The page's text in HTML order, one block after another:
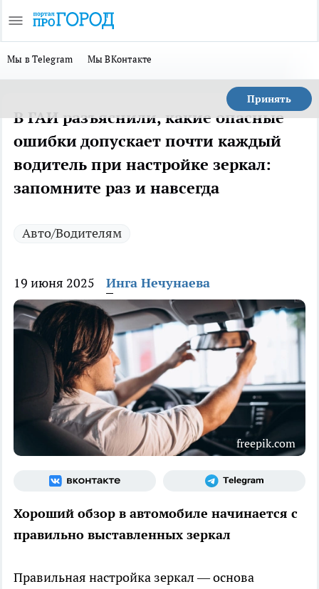
Мы в Telegram Мы ВКонтакте
Принять
В ГАИ разъяснили, какие опасные
ошибки допускает почти каждый
водитель при настройке зеркал:
запомните раз и навсегда
Авто/Водителям
19 июня 2025 Инга Нечунаева
freepik.com
Хороший обзор в автомобиле начинается с
правильно выставленных зеркал
Правильная настройка зеркал — основа